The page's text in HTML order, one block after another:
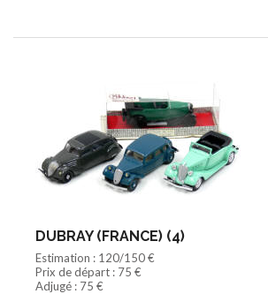
DUBRAY (FRANCE) (4)
Estimation : 120/150 €
Prix de départ : 75 €
Adjugé : 75 €